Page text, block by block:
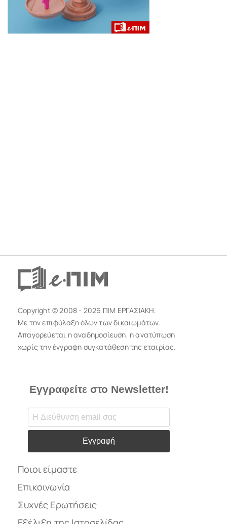
Copyright © 2008 - 2026 ΠΙΜ ΕΡΓΑΣΙΑΚΗ.
Με την επιφύλαξη όλων των δικαιωμάτων.
Απαγορεύεται η αναδημοσίευση, η ανατύπωση
χωρίς την έγγραφη συγκατάθεση της εταιρίας.
Εγγραφείτε στο Newsletter!
Εγγραφή
Ποιοι είμαστε
Επικοινωνία
Συχνές Ερωτήσεις